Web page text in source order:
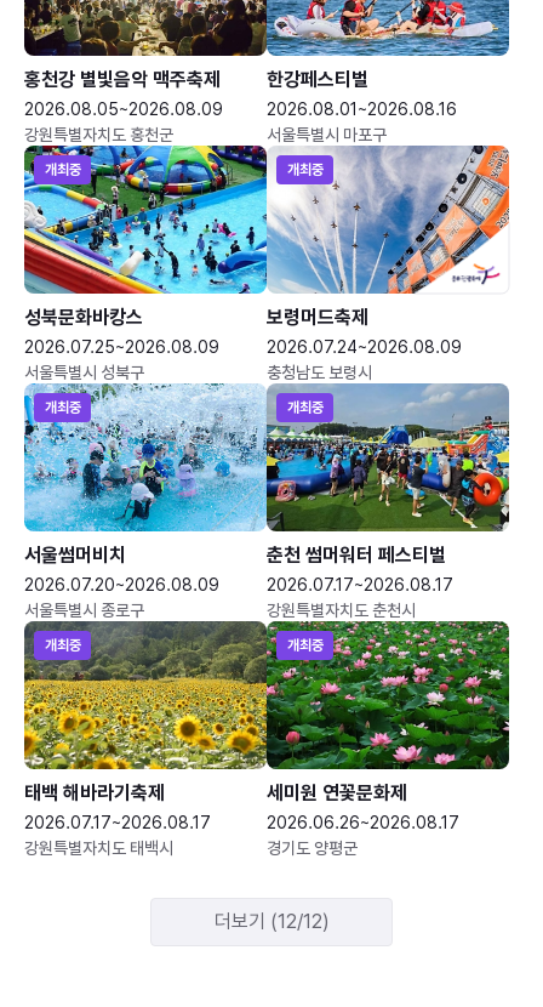
홍천강 별빛음악 맥주축제
2026.08.05~2026.08.09
강원특별자치도 홍천군
한강페스티벌
2026.08.01~2026.08.16
서울특별시 마포구
개최중
성북문화바캉스
2026.07.25~2026.08.09
서울특별시 성북구
개최중
보령머드축제
2026.07.24~2026.08.09
충청남도 보령시
개최중
서울썸머비치
2026.07.20~2026.08.09
서울특별시 종로구
개최중
춘천 썸머워터 페스티벌
2026.07.17~2026.08.17
강원특별자치도 춘천시
개최중
태백 해바라기축제
2026.07.17~2026.08.17
강원특별자치도 태백시
개최중
세미원 연꽃문화제
2026.06.26~2026.08.17
경기도 양평군
더보기 (12/12)